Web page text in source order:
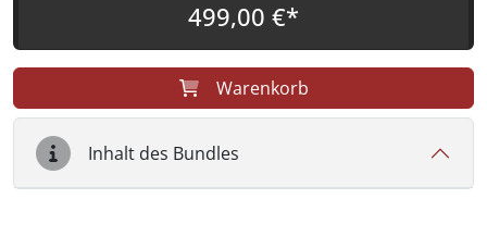
499,00 €*
Warenkorb
Inhalt des Bundles